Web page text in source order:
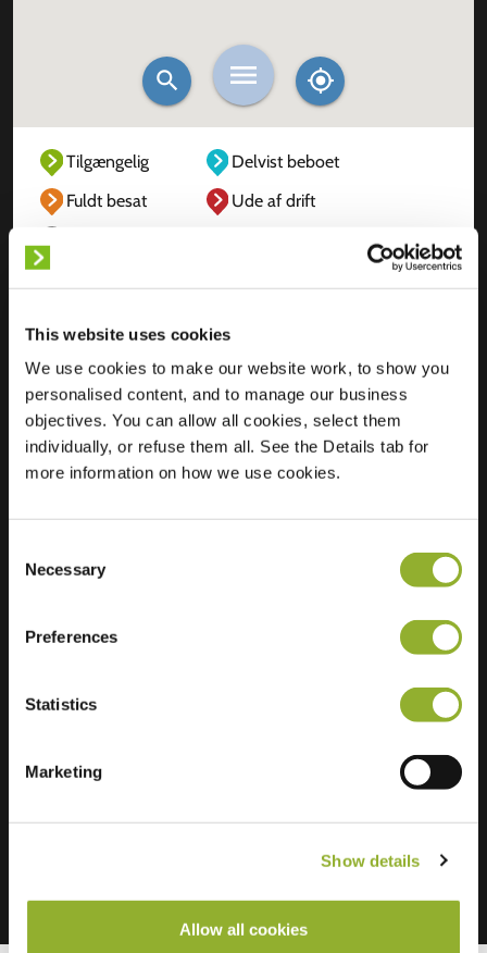
This website uses cookies
We use cookies to make our website work, to show you
personalised content, and to manage our business
objectives. You can allow all cookies, select them
individually, or refuse them all. See the Details tab for
more information on how we use cookies.
Selection
Necessary
Preferences
Statistics
Marketing
Show details
Allow all cookies
Tilgængelig
Delvist beboet
Fuldt besat
Ude af drift
Beliggenhed
President
Kennedylaan 365
6883 AM Rheden
Holland
0 of 2 available
Ekstra information